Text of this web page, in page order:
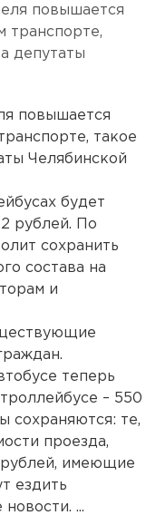
повышается
транспорте,
депутаты
повышается
такое
Челябинской
будет
рублей. По
сохранить
состава на
и
теперь
– 550
сохраняются: те,
проезда,
рублей, имеющие
ездить
...